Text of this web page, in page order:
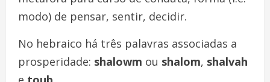
modo) de pensar, sentir, decidir.
No hebraico há três palavras associadas a
prosperidade: shalowm ou shalom, shalvah